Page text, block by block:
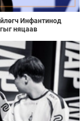
Инфантинод
няцаав